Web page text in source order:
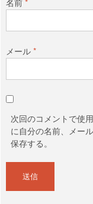
名前*
メール*
次回のコメントで使
に自分の名前、メー
保存する。